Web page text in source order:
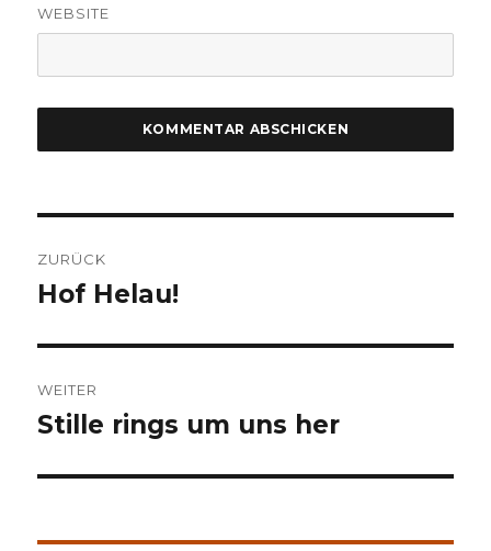
WEBSITE
ZURÜCK
Vorheriger
Hof Helau!
WEITER
Nächster
Stille rings um uns her